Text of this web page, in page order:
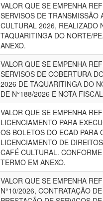
VALOR QUE SE EMPENHA
SERVISOS DE TRANSMISSÃO
CULTURAL 2026, REALIZADO
TAQUARITINGA DO NORTE/
ANEXO.
VALOR QUE SE EMPENHA
SERVISOS DE COBERTURA
2026 DE TAQUARITINGA DO
DE N°188/2026 E NOTA
VALOR QUE SE EMPENHA
LICENCIAMENTO PARA
OS BOLETOS DO ECAD PARA
LICENCIAMENTO DE
CAFÉ CULTURAL.
TERMO EM ANEXO.
VALOR QUE SE EMPENHA
N°10/2026, CONTRATAÇÃO